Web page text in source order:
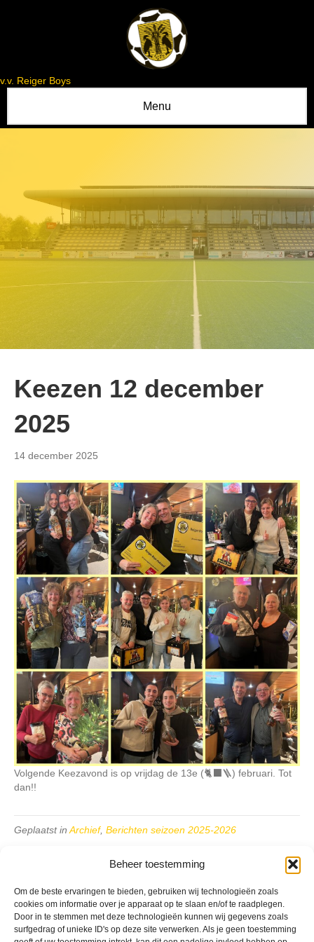
Beheer toestemming
Om de beste ervaringen te bieden, gebruiken wij technologieën zoals
cookies om informatie over je apparaat op te slaan en/of te raadplegen.
Door in te stemmen met deze technologieën kunnen wij gegevens zoals
surfgedrag of unieke ID's op deze site verwerken. Als je geen toestemming
v.v. Reiger Boys
Menu
Keezen 12 december
2025
14 december 2025
Volgende Keezavond is op vrijdag de 13e (🐈‍⬛🪜) februari. Tot
dan!!
Geplaatst inArchief, Berichten seizoen 2025-2026
VV Reiger Boys
De Wending, Lotte Beesedijk 1